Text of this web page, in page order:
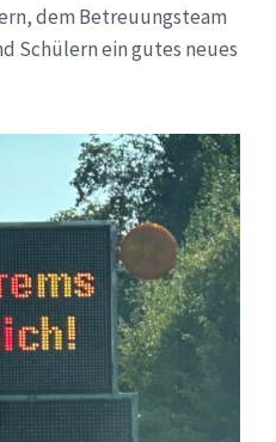
dem Betreuungsteam
Schülern ein gutes neues